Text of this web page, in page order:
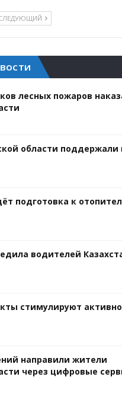
лесных пожаров
области поддержали
подготовка к
водителей
стимулируют
направили жители
через цифровые